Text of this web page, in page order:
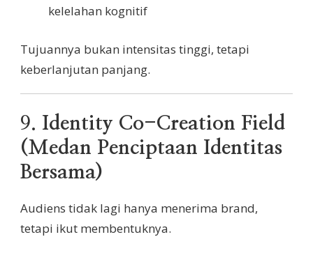
kelelahan kognitif
Tujuannya bukan intensitas tinggi, tetapi
keberlanjutan panjang.
9. Identity Co-Creation Field
(Medan Penciptaan Identitas
Bersama)
Audiens tidak lagi hanya menerima brand,
tetapi ikut membentuknya.